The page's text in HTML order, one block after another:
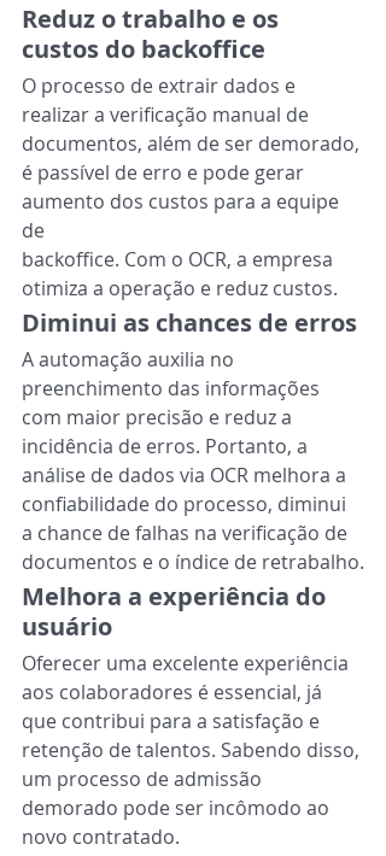
Reduz o trabalho e os
custos do backoffice
O processo de extrair dados e
realizar a verificação manual de
documentos, além de ser demorado,
é passível de erro e pode gerar
aumento dos custos para a equipe
de
backoffice. Com o OCR, a empresa
otimiza a operação e reduz custos.
Diminui as chances de erros
A automação auxilia no
preenchimento das informações
com maior precisão e reduz a
incidência de erros. Portanto, a
análise de dados via OCR melhora a
confiabilidade do processo, diminui
a chance de falhas na verificação de
documentos e o índice de retrabalho.
Melhora a experiência do
usuário
Oferecer uma excelente experiência
aos colaboradores é essencial, já
que contribui para a satisfação e
retenção de talentos. Sabendo disso,
um processo de admissão
demorado pode ser incômodo ao
novo contratado.